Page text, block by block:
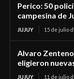
Perico: 50
campesina de
JUJUY 15 de julio
Alvaro
eligieron
JUJUY 11 de julio